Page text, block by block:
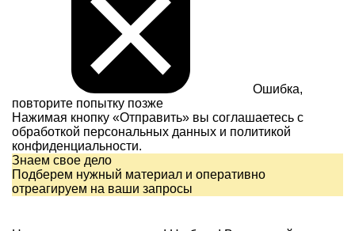
Ошибка,
повторите попытку позже
Нажимая кнопку «Отправить» вы соглашаетесь с
обработкой персональных данных и политикой
конфиденциальности.
Знаем свое дело
Подберем нужный материал и оперативно
отреагируем на ваши запросы